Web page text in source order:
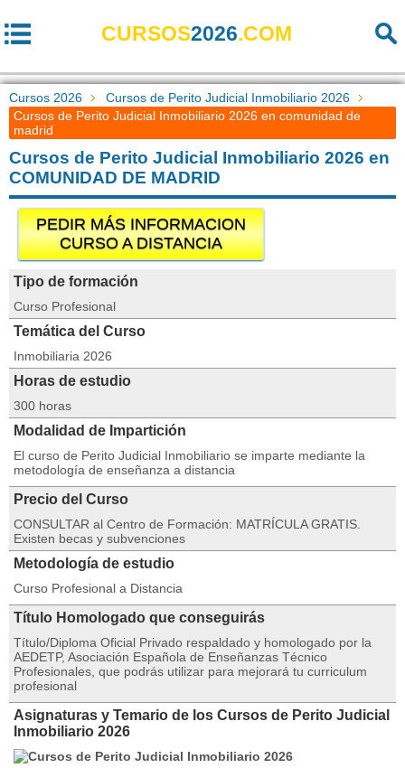
CURSOS2026.COM
Cursos 2026
Cursos de Perito Judicial Inmobiliario 2026
Cursos de Perito Judicial Inmobiliario 2026 en comunidad de
madrid
Cursos de Perito Judicial Inmobiliario 2026 en
COMUNIDAD DE MADRID
PEDIR MÁS INFORMACION
CURSO A DISTANCIA
Tipo de formación
Curso Profesional
Temática del Curso
Inmobiliaria 2026
Horas de estudio
300 horas
Modalidad de Impartición
El curso de Perito Judicial Inmobiliario se imparte mediante la
metodología de enseñanza a distancia
Precio del Curso
CONSULTAR al Centro de Formación: MATRÍCULA GRATIS.
Existen becas y subvenciones
Metodología de estudio
Curso Profesional a Distancia
Título Homologado que conseguirás
Título/Diploma Oficial Privado respaldado y homologado por la
AEDETP, Asociación Española de Enseñanzas Técnico
Profesionales, que podrás utilizar para mejorará tu curriculum
profesional
Asignaturas y Temario de los Cursos de Perito Judicial
Inmobiliario 2026